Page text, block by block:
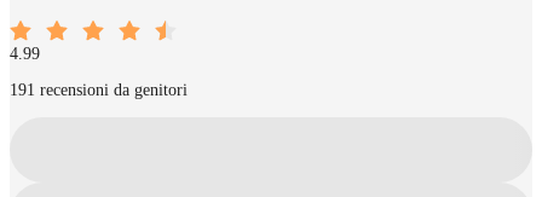
4.99
191 recensioni da genitori